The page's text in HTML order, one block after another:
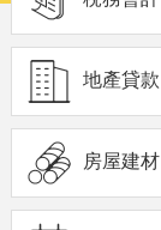
地產貸款
房屋建材